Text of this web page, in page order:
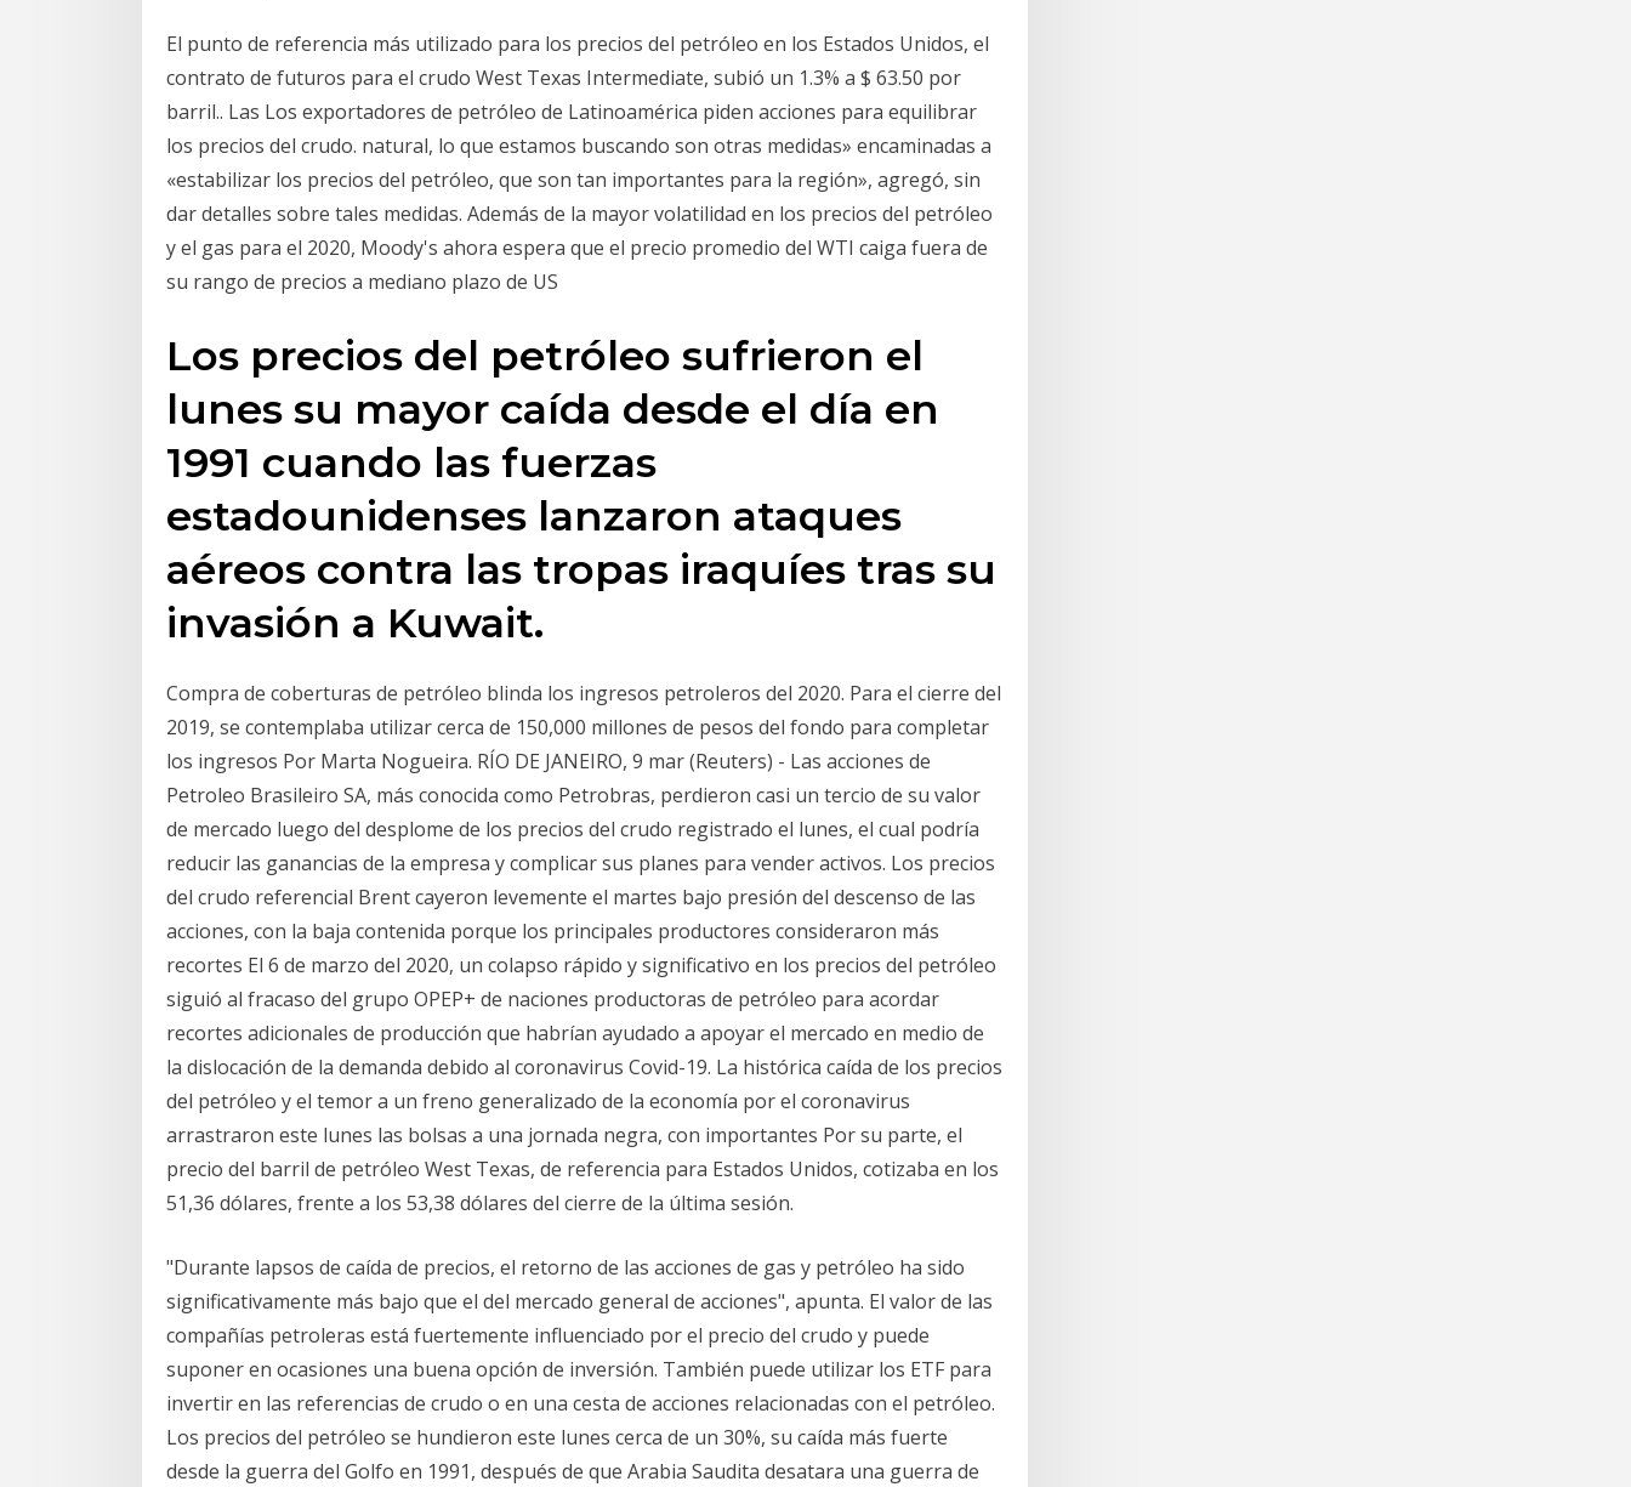
El punto de referencia más utilizado para los precios del petróleo en los Estados Unidos, el
contrato de futuros para el crudo West Texas Intermediate, subió un 1.3% a $ 63.50 por
barril.. Las Los exportadores de petróleo de Latinoamérica piden acciones para equilibrar
los precios del crudo. natural, lo que estamos buscando son otras medidas» encaminadas a
«estabilizar los precios del petróleo, que son tan importantes para la región», agregó, sin
dar detalles sobre tales medidas. Además de la mayor volatilidad en los precios del petróleo
y el gas para el 2020, Moody's ahora espera que el precio promedio del WTI caiga fuera de
su rango de precios a mediano plazo de US
Los precios del petróleo sufrieron el
lunes su mayor caída desde el día en
1991 cuando las fuerzas
estadounidenses lanzaron ataques
aéreos contra las tropas iraquíes tras su
invasión a Kuwait.
Compra de coberturas de petróleo blinda los ingresos petroleros del 2020. Para el cierre del
2019, se contemplaba utilizar cerca de 150,000 millones de pesos del fondo para completar
los ingresos Por Marta Nogueira. RÍO DE JANEIRO, 9 mar (Reuters) - Las acciones de
Petroleo Brasileiro SA, más conocida como Petrobras, perdieron casi un tercio de su valor
de mercado luego del desplome de los precios del crudo registrado el lunes, el cual podría
reducir las ganancias de la empresa y complicar sus planes para vender activos. Los precios
del crudo referencial Brent cayeron levemente el martes bajo presión del descenso de las
acciones, con la baja contenida porque los principales productores consideraron más
recortes El 6 de marzo del 2020, un colapso rápido y significativo en los precios del petróleo
siguió al fracaso del grupo OPEP+ de naciones productoras de petróleo para acordar
recortes adicionales de producción que habrían ayudado a apoyar el mercado en medio de
la dislocación de la demanda debido al coronavirus Covid-19. La histórica caída de los precios
del petróleo y el temor a un freno generalizado de la economía por el coronavirus
arrastraron este lunes las bolsas a una jornada negra, con importantes Por su parte, el
precio del barril de petróleo West Texas, de referencia para Estados Unidos, cotizaba en los
51,36 dólares, frente a los 53,38 dólares del cierre de la última sesión.
"Durante lapsos de caída de precios, el retorno de las acciones de gas y petróleo ha sido
significativamente más bajo que el del mercado general de acciones", apunta. El valor de las
compañías petroleras está fuertemente influenciado por el precio del crudo y puede
suponer en ocasiones una buena opción de inversión. También puede utilizar los ETF para
invertir en las referencias de crudo o en una cesta de acciones relacionadas con el petróleo.
Los precios del petróleo se hundieron este lunes cerca de un 30%, su caída más fuerte
desde la guerra del Golfo en 1991, después de que Arabia Saudita desatara una guerra de